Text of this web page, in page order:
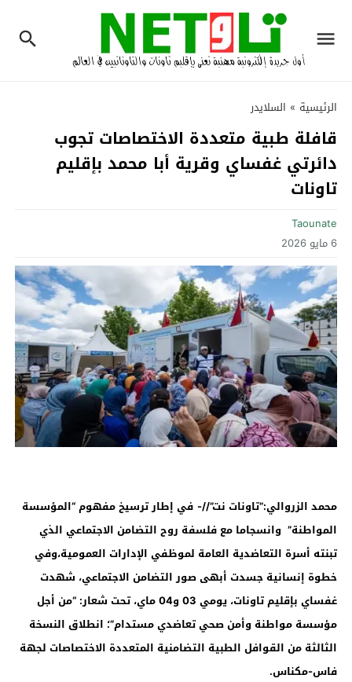
الرئيسية » السلايدر
قافلة طبية متعددة الاختصاصات تجوب
دائرتي غفساي وقرية أبا محمد بإقليم
تاونات
Taounate
6 مايو 2026
محمد الزروالي:”تاونات نت”//- في إطار ترسيخ مفهوم “المؤسسة
المواطنة” وانسجاما مع فلسفة روح التضامن الاجتماعي الذي
تبنته أسرة التعاضدية العامة لموظفي الإدارات العمومية،وفي
خطوة إنسانية جسدت أبهى صور التضامن الاجتماعي، شهدت
غفساي ب
إقليم تاونات، يومي 03 و04 ماي، تحت شعار: “من أجل
مؤسسة مواطنة وأمن صحي تعاضدي مستدام”؛ انطلاق النسخة
الثالثة من القوافل الطبية التضامنية المتعددة الاختصاصات لجهة
فاس-مكناس.